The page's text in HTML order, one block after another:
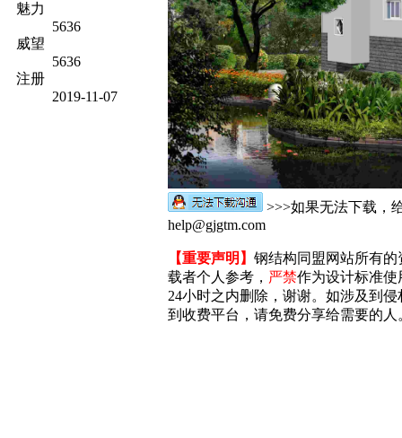
魅力
5636
威望
5636
注册
2019-11-07
>>>如果无法下载，
help@gjgtm.com
【重要声明】 钢结构同盟网站所有
载者个人参考， 严禁作为设计标准
24小时之内删除，谢谢。如涉及到
到收费平台，请免费分享给需要的人